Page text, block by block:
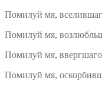
Помилуй мя,
Помилуй мя,
Помилуй мя,
Помилуй мя,